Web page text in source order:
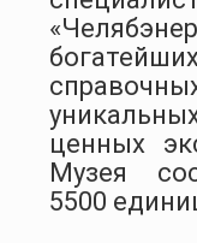
ценных
Музея
5500